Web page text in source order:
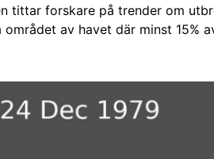
tittar forskare på trender om
av havet där minst 15%